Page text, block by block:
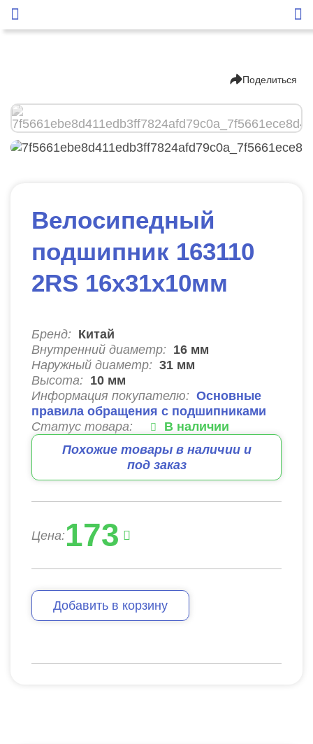
Поделиться
Велосипедный
подшипник 163110
2RS 16х31х10мм
Бренд: Китай
Внутренний диаметр: 16 мм
Наружный диаметр: 31 мм
Высота: 10 мм
Информация покупателю: Основные
правила обращения с подшипниками
Статус товара:
В наличии
Похожие товары в наличии и
под заказ
Цена:173
Добавить в корзину